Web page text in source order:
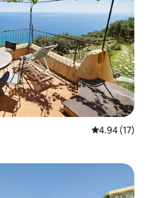
5 पैकी 4.94
4.94 (17)